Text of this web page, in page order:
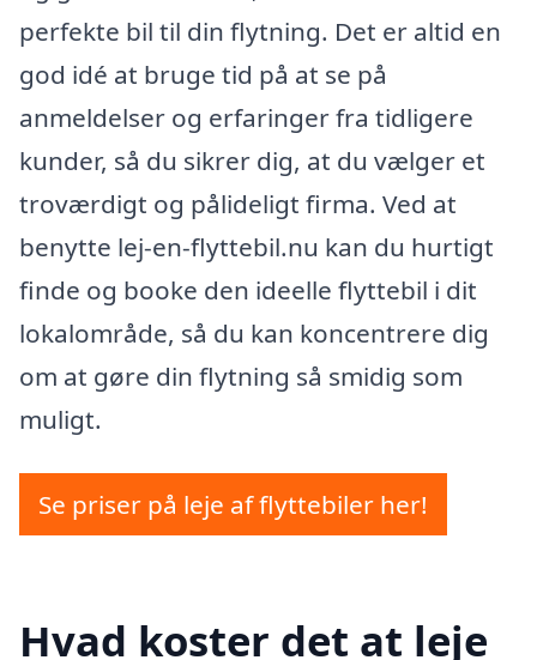
perfekte bil til din flytning. Det er altid en
god idé at bruge tid på at se på
anmeldelser og erfaringer fra tidligere
kunder, så du sikrer dig, at du vælger et
troværdigt og pålideligt firma. Ved at
benytte lej-en-flyttebil.nu kan du hurtigt
finde og booke den ideelle flyttebil i dit
lokalområde, så du kan koncentrere dig
om at gøre din flytning så smidig som
muligt.
Se priser på leje af flyttebiler her!
Hvad koster det at leje